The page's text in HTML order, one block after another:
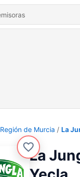
Región de Murcia La
La